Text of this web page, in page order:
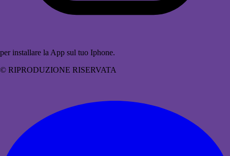
per installare la App sul tuo Iphone.
© RIPRODUZIONE RISERVATA